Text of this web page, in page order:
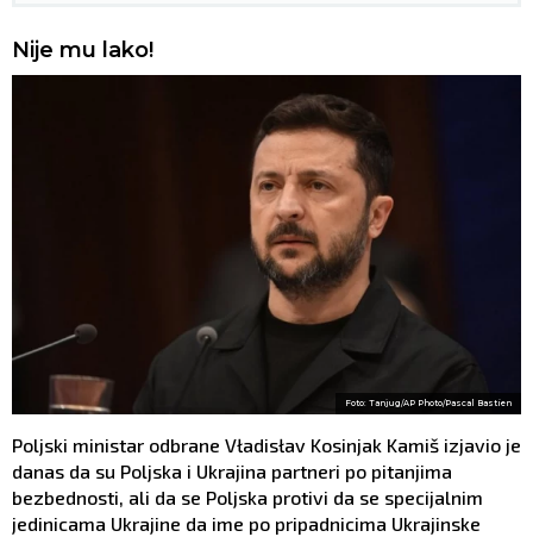
Nije mu lako!
Foto: Tanjug/AP Photo/Pascal Bastien
Poljski ministar odbrane Vładisłav Kosinjak Kamiš izjavio je
danas da su Poljska i Ukrajina partneri po pitanjima
bezbednosti, ali da se Poljska protivi da se specijalnim
jedinicama Ukrajine da ime po pripadnicima Ukrajinske